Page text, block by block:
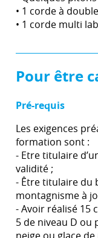
• 1 corde à
• 1 corde multi
Pour être
Pré-requis
Les exigences
formation sont :
- Etre titulaire
validité ;
- Être titulaire du
montagnisme à
- Avoir réalisé 15
5 de niveau D ou